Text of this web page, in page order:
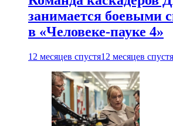
занимается боевыми
в «Человеке-пауке 4»
12 месяцев спустя12 месяцев спустя